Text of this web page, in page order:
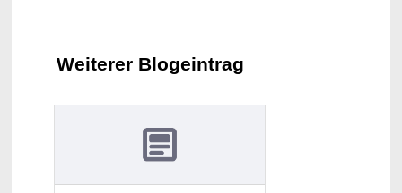
Weiterer Blogeintrag